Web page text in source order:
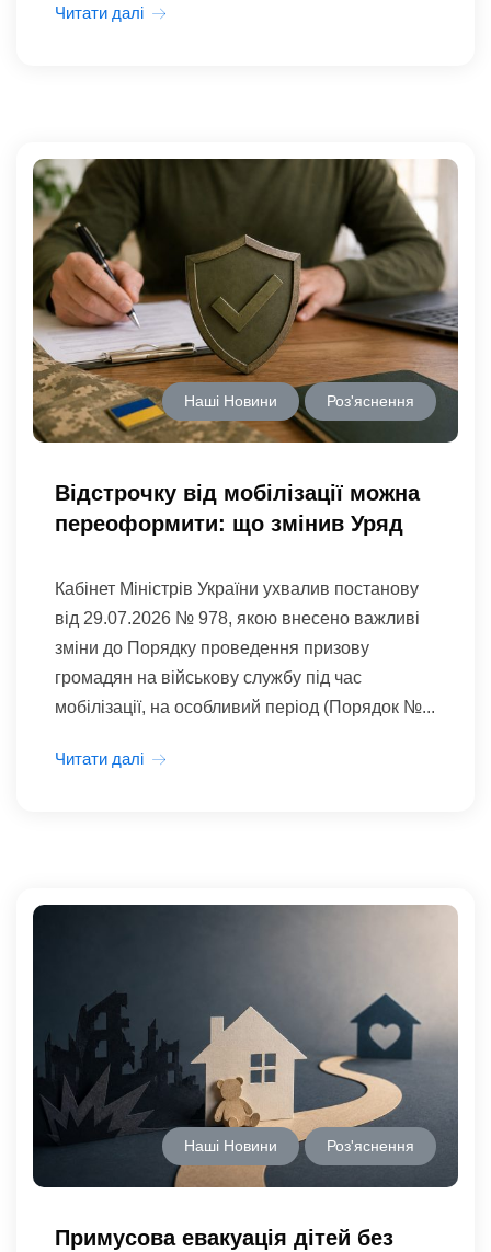
Читати далі
Наші Новини Роз'яснення
Відстрочку від мобілізації можна
переоформити: що змінив Уряд
Кабінет Міністрів України ухвалив постанову
від 29.07.2026 № 978, якою внесено важливі
зміни до Порядку проведення призову
громадян на військову службу під час
мобілізації, на особливий період (Порядок №...
Читати далі
Наші Новини Роз'яснення
Примусова евакуація дітей без